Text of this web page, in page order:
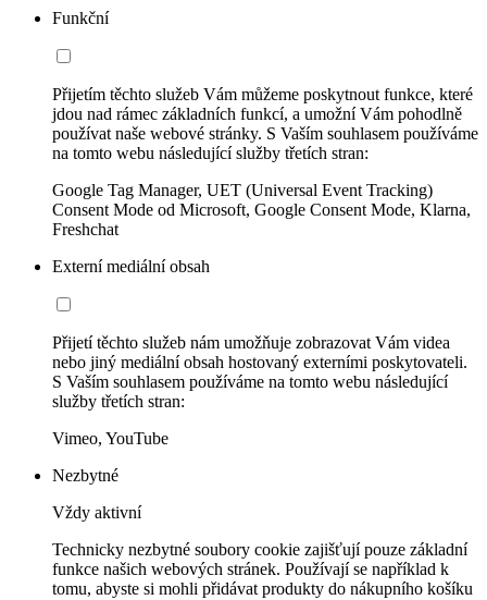
Funkční
Přijetím těchto služeb Vám můžeme poskytnout funkce, které
jdou nad rámec základních funkcí, a umožní Vám pohodlně
používat naše webové stránky. S Vaším souhlasem používáme
na tomto webu následující služby třetích stran:
Google Tag Manager, UET (Universal Event Tracking)
Consent Mode od Microsoft, Google Consent Mode, Klarna,
Freshchat
Externí mediální obsah
Přijetí těchto služeb nám umožňuje zobrazovat Vám videa
nebo jiný mediální obsah hostovaný externími poskytovateli.
S Vaším souhlasem používáme na tomto webu následující
služby třetích stran:
Vimeo, YouTube
Nezbytné
Vždy aktivní
Technicky nezbytné soubory cookie zajišťují pouze základní
funkce našich webových stránek. Používají se například k
tomu, abyste si mohli přidávat produkty do nákupního košíku